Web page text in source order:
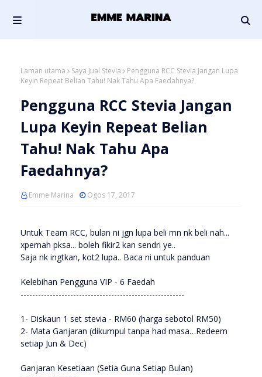
Laman utama Saya Jual Stevia
Pengguna RCC Stevia Jangan Lupa
Keyin Repeat Belian Tahu! Nak Tahu Apa Faedahnya?
Pengguna RCC Stevia Jangan
Lupa Keyin Repeat Belian
Tahu! Nak Tahu Apa
Faedahnya?
Emme Marina Ogos 17, 2017
Untuk Team RCC, bulan ni jgn lupa beli mn nk beli nah...
xpernah pksa... boleh fikir2 kan sendri ye..
Saja nk ingtkan, kot2 lupa.. Baca ni untuk panduan
Kelebihan Pengguna VIP - 6 Faedah
--------------------------------------------------------
1- Diskaun 1 set stevia - RM60 (harga sebotol RM50)
2- Mata Ganjaran (dikumpul tanpa had masa…Redeem
setiap Jun & Dec)
Ganjaran Kesetiaan (Setia Guna Setiap Bulan)